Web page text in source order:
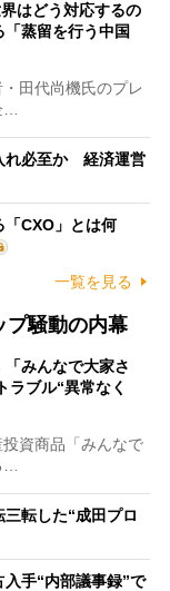
はどう対応するの
蒸留を行う中国
田代尚機氏のプレ
れ必至か 経済運営
「CXO」とは何
一覧を見る
プ騒動の内幕
「みんなで大家さ
ラブル“異常なく
資商品「みんなで
三転した“成田プロ
入手“内部議事録”で